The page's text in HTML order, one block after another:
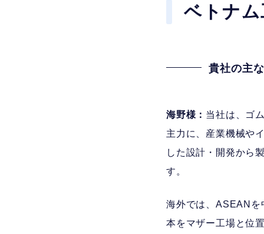
ベトナ
貴社の主
海野様： 当社は、ゴ
主力に、産業機械や
した設計・開発から
す。
海外では、ASEANを
本をマザー工場と位